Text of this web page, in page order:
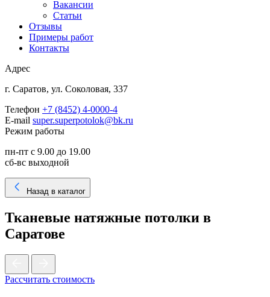
Вакансии
Статьи
Отзывы
Примеры работ
Контакты
Адрес
г. Саратов, ул. Соколовая, 337
Телефон +7 (8452) 4-0000-4
E-mail super.superpotolok@bk.ru
Режим работы
пн-пт с 9.00 до 19.00
сб-вс выходной
Назад в каталог
Тканевые натяжные потолки в
Саратове
Рассчитать стоимость